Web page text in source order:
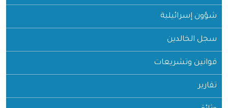
شؤون إسرائيلية
سجل الخالدين
قوانين وتشريعات
تقارير